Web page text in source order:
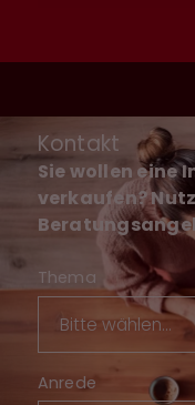
Kontakt
Sie wollen eine
verkaufen?
Thema
Anrede